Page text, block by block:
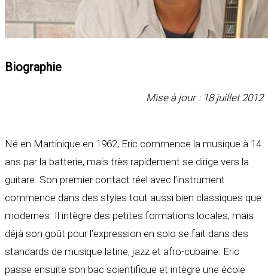
Biographie
Mise à jour : 18 juillet 2012
Né en Martinique en 1962, Eric commence la musique à 14
ans par la batterie, mais très rapidement se dirige vers la
guitare. Son premier contact réel avec l’instrument
commence dans des styles tout aussi bien classiques que
modernes. Il intègre des petites formations locales, mais
déjà son goût pour l’expression en solo se fait dans des
standards de musique latine, jazz et afro-cubaine. Eric
passe ensuite son bac scientifique et intègre une école